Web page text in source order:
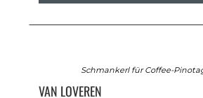
Schmankerl für Coffee-
VAN LOVEREN